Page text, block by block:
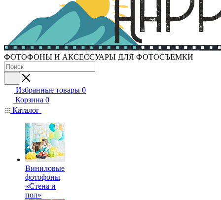
ФОТОФОНЫ И АКСЕССУАРЫ ДЛЯ ФОТОСЪЕМКИ
Избранные товары 0
Корзина 0
Каталог
Виниловые
фотофоны
«Стена и
пол»